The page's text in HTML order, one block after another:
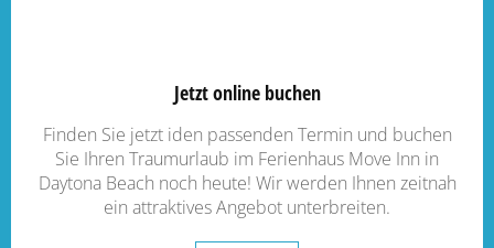
Jetzt online buchen
Finden Sie jetzt iden passenden Termin und buchen
Sie Ihren Traumurlaub im Ferienhaus Move Inn in
Daytona Beach noch heute! Wir werden Ihnen zeitnah
ein attraktives Angebot unterbreiten.